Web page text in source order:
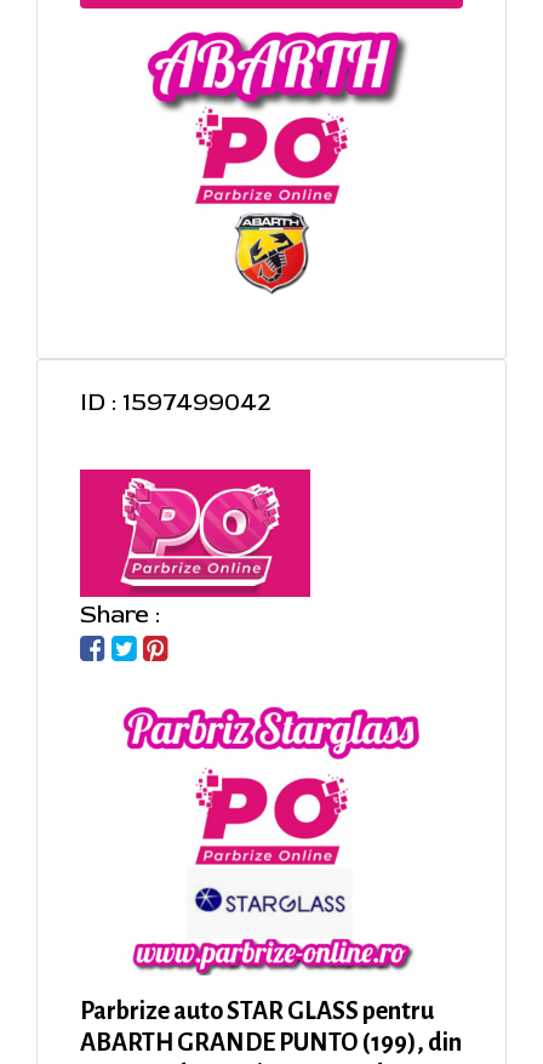
ID : 1597499042
Share :
Parbrize auto STAR GLASS pentru
ABARTH GRANDE PUNTO (199), din